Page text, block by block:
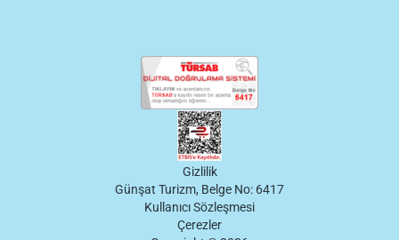
Gizlilik
Günşat Turizm, Belge No: 6417
Kullanıcı Sözleşmesi
Çerezler